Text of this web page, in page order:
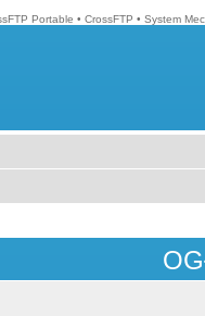
Portable • CrossFTP • System